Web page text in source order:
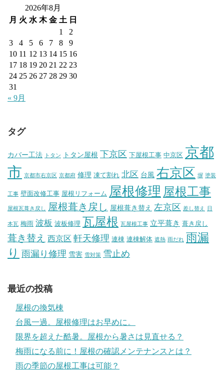
2026年8月
月 火 水 木 金 土 日
1
2
3
4 5 6 7 8
9
10 11 12 13 14 15 16
17 18 19 20 21 22 23
24 25 26 27 28 29 30
31
« 9月
タグ
カバー工法 トタン トタン屋根 下京区 下屋根工事 中京区 京都
市 京都市右京区 京都府 修理 凍て割れ 北区 台風 右京区 塀 塗装
工事 壁面改修工事 屋根リフォーム 屋根修理 屋根工事
屋根瓦葺き戻し 屋根葺き戻し 屋根葺き替え 左京区 差し替え 日
本瓦 梅雨 波板 波板修理 瓦屋根 瓦屋根工事 立平葺き 葺き戻し
葺き替え 西京区 軒天修理 連棟 連棟解体 遮熱 雨だれ 雨漏
り 雨漏り修理 雪害 雪対策 雪止め
最近の投稿
屋根の換気棟
台風一過。屋根修理はお早めに。
限界を超えた酷暑。屋根から暑さは見直せる？
梅雨になる前に！屋根の確認メンテナンスとは？
雨の季節の屋根工事は可能？